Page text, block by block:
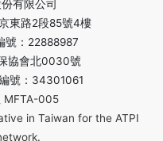
有限公司
東路2段85號4樓
號：22888987
協會北0030號
號：34301061
MFTA-005
in Taiwan for the ATPI